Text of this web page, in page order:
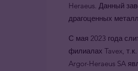
Heraeus. Данный
драгоценных
С мая 2023 года
филиалах Tavex,
Argor-Heraeus SA